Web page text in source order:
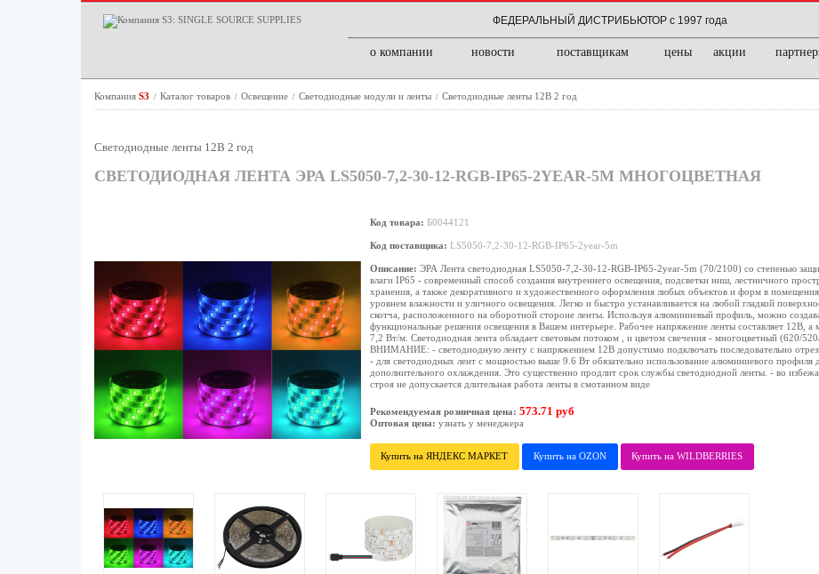
ФЕДЕРАЛЬНЫЙ ДИСТРИБЬЮТОР с 1997 года
о компании новости поставщикам цены акции
Компания S3 / Каталог товаров / Освещение / Светодиодные модули и ленты / Светодиодные ленты 12В 2 год
Светодиодные ленты 12В 2 год
СВЕТОДИОДНАЯ ЛЕНТА ЭРА LS5050-7,2-30-12-RGB-IP65-2YEAR-5M МНОГОЦВЕТНАЯ
Код товара: Б0044121
Код поставщика: LS5050-7,2-30-12-RGB-IP65-2year-5m
Описание: ЭРА Лента светодиодная LS5050-7,2-30-12-RGB-IP65-2year-5m (70/2100) со степенью
влаги IP65 - современный способ создания внутреннего освещения, подсветки ниш, лестничного
хранения, а также декоративного и художественного оформления любых объектов и форм в
уровнем влажности и уличного освещения. Легко и быстро устанавливается на любой гладкой
скотча, расположенного на оборотной стороне ленты. Используя алюминиевый профиль, можно
функциональные решения освещения в Вашем интерьере. Рабочее напряжение ленты составляет 12В, а
7,2 Вт/м. Светодиодная лента обладает световым потоком , и цветом свечения - многоцветный (620/
ВНИМАНИЕ: - светодиодную ленту с напряжением 12В допустимо подключать последовательно
- для светодиодных лент с мощностью выше 9.6 Вт обязательно использование алюминиевого профиля
дополнительного охлаждения. Это существенно продлит срок службы светодиодной ленты. - во
строя не допускается длительная работа ленты в смотанном виде
Рекомендуемая розничная цена: 573.71 руб
Оптовая цена: узнать у менеджера
Купить на ЯНДЕКС МАРКЕТ Купить на OZON Купить на WILDBERRIES